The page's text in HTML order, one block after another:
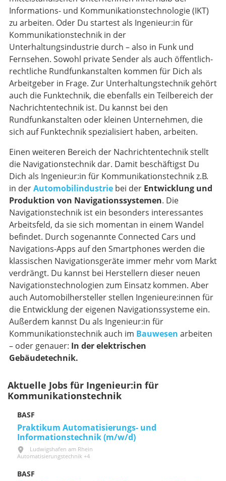
Informations- und Kommunikationstechnologie (IKT)
zu arbeiten. Oder Du startest als Ingenieur:in für
Kommunikationstechnik in der
Unterhaltungsindustrie durch – also in Funk und
Fernsehen. Sowohl private Sender als auch öffentlich-
rechtliche Rundfunkanstalten kommen für Dich als
Arbeitgeber in Frage. Zur Unterhaltungstechnik gehört
auch die Funktechnik, die ebenfalls ein Teilbereich der
Nachrichtentechnik ist. Du kannst bei den
Rundfunkanstalten oder kleinen Unternehmen, die
sich auf Funktechnik spezialisiert haben, arbeiten.
Einen weiteren Bereich der Nachrichtentechnik stellt
die Navigationstechnik dar. Damit beschäftigst Du
Dich als Ingenieur:in für Kommunikationstechnik z.B.
in der Automobilindustrie bei der Entwicklung und
Produktion von Navigationssystemen. Die
Navigationstechnik ist ein besonders interessantes
Arbeitsfeld, da sie sich momentan in einem Wandel
befindet. Durch sogenannte Connected Cars und
Navigations-Apps auf den Smartphones werden die
klassischen Navigationsgeräte immer mehr vom Markt
verdrängt. Du kannst bei Herstellern dieser neuen
Navigationstechnologien zum Einsatz kommen. Aber
auch Automobilhersteller stellen Ingenieure:innen für
die Entwicklung der eigenen Navigationssysteme ein.
Außerdem kannst Du als Ingenieur:in für
Kommunikationstechnik auch im Bauwesen arbeiten
– oder genauer: In der elektrischen
Gebäudetechnik.
Aktuelle Jobs für Ingenieur:in für
Kommunikationstechnik
BASF
Praktikum Automatisierungs- und
Informationstechnik (m/w/d)
Ludwigshafen am Rhein
Automatisierungstechnik +4
BASF